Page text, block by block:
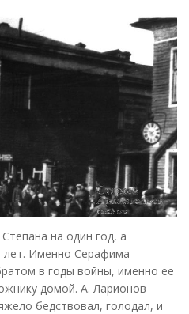
на один год, а
Именно Серафима
в годы войны, именно ее
домой. А. Ларионов
бедствовал, голодал, и